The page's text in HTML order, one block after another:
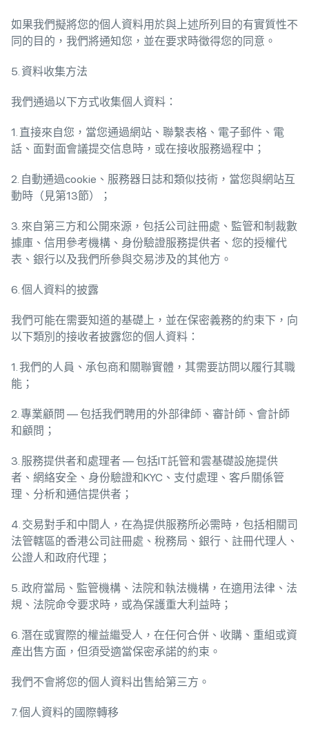
如果我們擬將您的個人資料用於與上述所列目的有實質性不
同的目的，我們將通知您，並在要求時徵得您的同意。
5. 資料收集方法
我們通過以下方式收集個人資料：
1. 直接來自您，當您通過網站、聯繫表格、電子郵件、電
話、面對面會議提交信息時，或在接收服務過程中；
2. 自動通過cookie、服務器日誌和類似技術，當您與網站互
動時（見第13節）；
3. 來自第三方和公開來源，包括公司註冊處、監管和制裁數
據庫、信用參考機構、身份驗證服務提供者、您的授權代
表、銀行以及我們所參與交易涉及的其他方。
6. 個人資料的披露
我們可能在需要知道的基礎上，並在保密義務的約束下，向
以下類別的接收者披露您的個人資料：
1. 我們的人員、承包商和關聯實體，其需要訪問以履行其職
能；
2. 專業顧問 — 包括我們聘用的外部律師、審計師、會計師
和顧問；
3. 服務提供者和處理者 — 包括IT託管和雲基礎設施提供
者、網絡安全、身份驗證和KYC、支付處理、客戶關係管
理、分析和通信提供者；
4. 交易對手和中間人，在為提供服務所必需時，包括相關司
法管轄區的香港公司註冊處、稅務局、銀行、註冊代理人、
公證人和政府代理；
5. 政府當局、監管機構、法院和執法機構，在適用法律、法
規、法院命令要求時，或為保護重大利益時；
6. 潛在或實際的權益繼受人，在任何合併、收購、重組或資
產出售方面，但須受適當保密承諾的約束。
我們不會將您的個人資料出售給第三方。
7. 個人資料的國際轉移